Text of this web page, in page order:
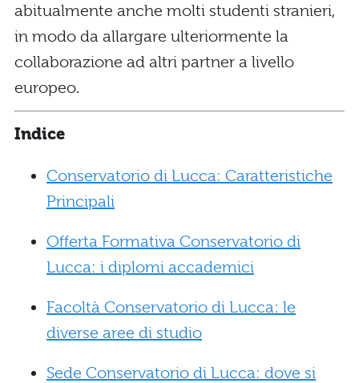
abitualmente anche molti studenti stranieri,
in modo da allargare ulteriormente la
collaborazione ad altri partner a livello
europeo.
Indice
Conservatorio di Lucca: Caratteristiche
Principali
Offerta Formativa Conservatorio di
Lucca: i diplomi accademici
Facoltà Conservatorio di Lucca: le
diverse aree di studio
Sede Conservatorio di Lucca: dove si